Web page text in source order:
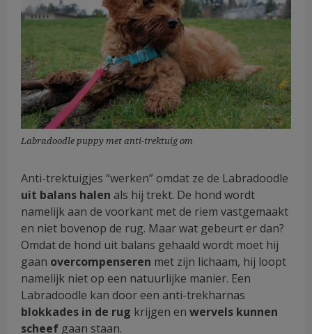
Labradoodle puppy met anti-trektuig om
Anti-trektuigjes “werken” omdat ze de Labradoodle
uit balans halen als hij trekt. De hond wordt
namelijk aan de voorkant met de riem vastgemaakt
en niet bovenop de rug. Maar wat gebeurt er dan?
Omdat de hond uit balans gehaald wordt moet hij
gaan overcompenseren met zijn lichaam, hij loopt
namelijk niet op een natuurlijke manier. Een
Labradoodle kan door een anti-trekharnas
blokkades in de rug krijgen enwervels kunnen
scheef gaan staan.